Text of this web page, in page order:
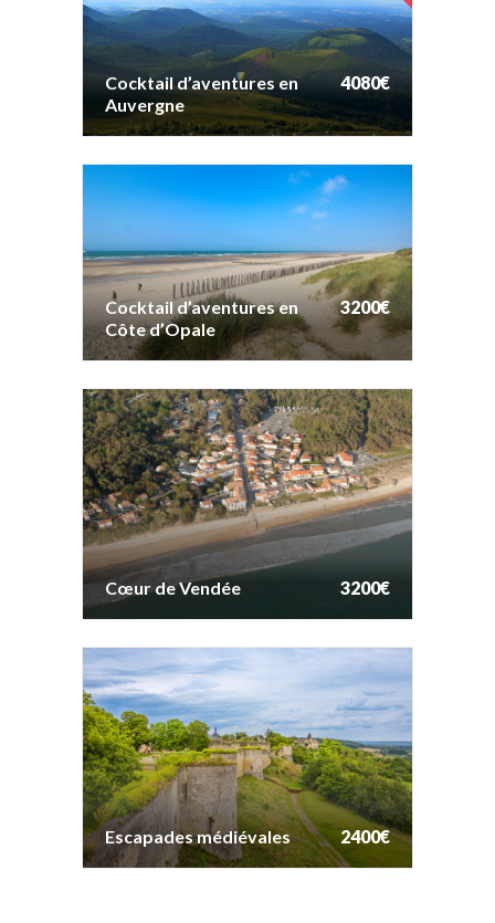
Cocktail d’aventures en
Auvergne
4080€
Cocktail d’aventures en
Auvergne
4080€
Cocktail d’aventures en
Côte d’Opale
3200€
Cocktail d’aventures en
Côte d’Opale
3200€
Cœur de Vendée 3200€
Cœur de Vendée 3200€
Escapades médiévales 2400€
Escapades médiévales 2400€